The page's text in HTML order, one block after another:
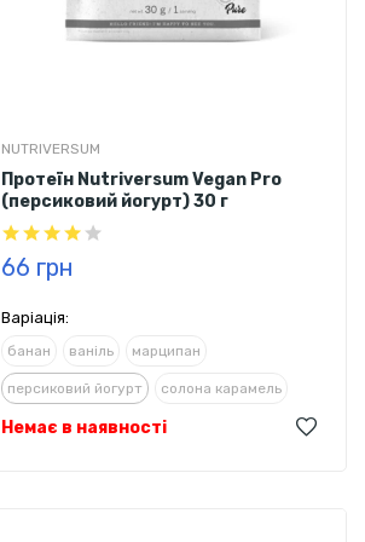
NUTRIVERSUM
Протеїн Nutriversum Vegan Pro
(персиковий йогурт) 30 г
66 грн
Варіація:
банан ваніль марципан
персиковий йогурт солона карамель
фундук шоколад з корицею та стевією
Немає в наявності